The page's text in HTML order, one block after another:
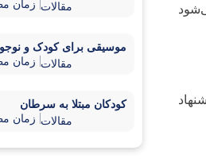
مقالات زمان
موسیقی برای کودک و
مقالات زمان
کودکان مبتلا به سرطان
مقالات زمان